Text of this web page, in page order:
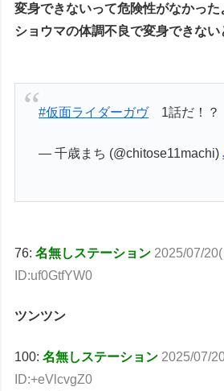
変身できないって危険性がなかっ
ショウマの体調不良で変身できな
#仮面ライダーガヴ1話だ！？
— 千歳まち (@chitose11machi)
76:名無しステーション 2025/07/
ID:uf0GtfYW0
ツンツン
100:名無しステーション 2025/07/
ID:+eVlcvgZ0